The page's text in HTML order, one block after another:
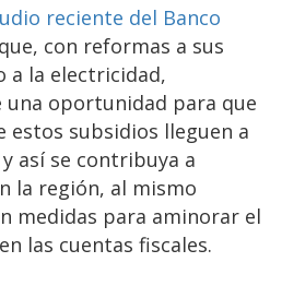
reciente del Banco
con reformas a sus
a la electricidad,
una oportunidad para que
estos subsidios lleguen a
así se contribuya a
la región, al mismo
medidas para aminorar el
las cuentas fiscales.